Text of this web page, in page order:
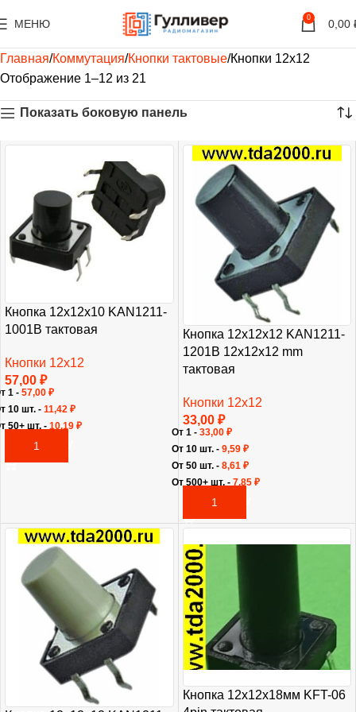
МЕНЮ 0 0,00
Главная Коммутация Кнопки тактовые Кнопки 12х12
Отображение 1–12 из 21
Показать боковую панель
Кнопка 12х12х10 KAN1211-
1001B тактовая
Кнопки 12х12
57,00 ₽
В КОРЗИНУ
1 - 57,00 ₽
10 шт. - 11,42 ₽
50+ шт. - 10,19 ₽
Кнопка 12х12х12 KAN1211-
1201B 12x12x12 mm
тактовая
Кнопки 12х12
33,00 ₽
В КОРЗИНУ
От 1 - 33,00 ₽
От 10 шт. - 9,59 ₽
От 50 шт. - 8,61 ₽
От 500+ шт. - 7,85 ₽
Кнопка 12х12х18мм KFT-06